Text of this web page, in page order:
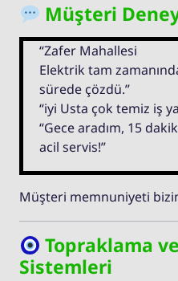
Müşteri
“Zafer Mahallesi
Elektrik tam
sürede çözdü.”
“iyi Usta çok temiz iş
“Gece aradım, 15
acil servis!”
Müşteri memnuniyeti
Topraklama
Sistemleri